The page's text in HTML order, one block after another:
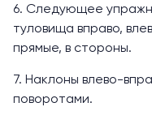
6. Следующее
туловища вправо,
прямые, в стороны.
7. Наклоны влево-
поворотами.